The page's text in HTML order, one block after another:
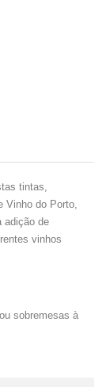
tintas,
Vinho do Porto,
adição de
vinhos
sobremesas à